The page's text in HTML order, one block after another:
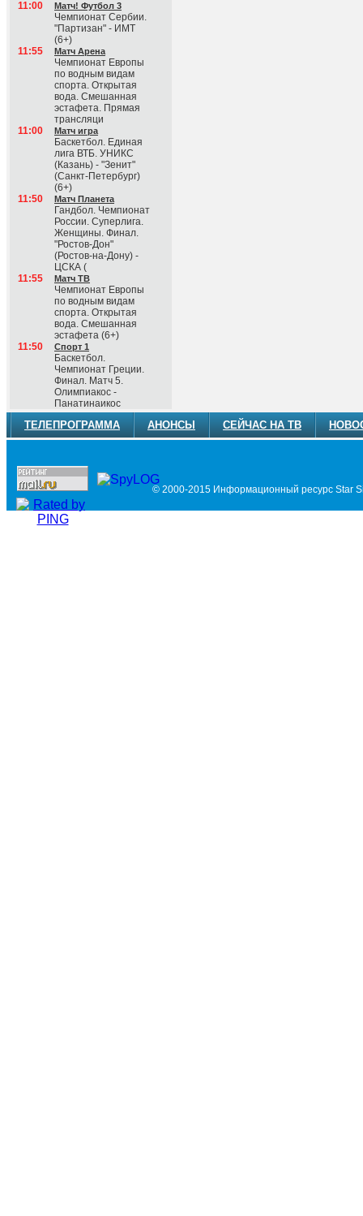
11:00 Матч! Футбол 3
Чемпионат Сербии.
"Партизан" - ИМТ
(6+)
11:55
Матч Арена
Чемпионат Европы
по водным видам
спорта. Открытая
вода. Смешанная
эстафета. Прямая
трансляци
11:00
Матч игра
Баскетбол. Единая
лига ВТБ. УНИКС
(Казань) - "Зенит"
(Санкт-Петербург)
(6+)
11:50
Матч Планета
Гандбол. Чемпионат
России. Суперлига.
Женщины. Финал.
"Ростов-Дон"
(Ростов-на-Дону) -
ЦСКА (
11:55
Матч ТВ
Чемпионат Европы
по водным видам
спорта. Открытая
вода. Смешанная
эстафета (6+)
11:50
Спорт 1
Баскетбол.
Чемпионат Греции.
Финал. Матч 5.
Олимпиакос -
Панатинаикос
ТЕЛЕПРОГРАММА АНОНСЫ СЕЙЧАС НА ТВ
© 2000-2015 Информационный ресурс Star